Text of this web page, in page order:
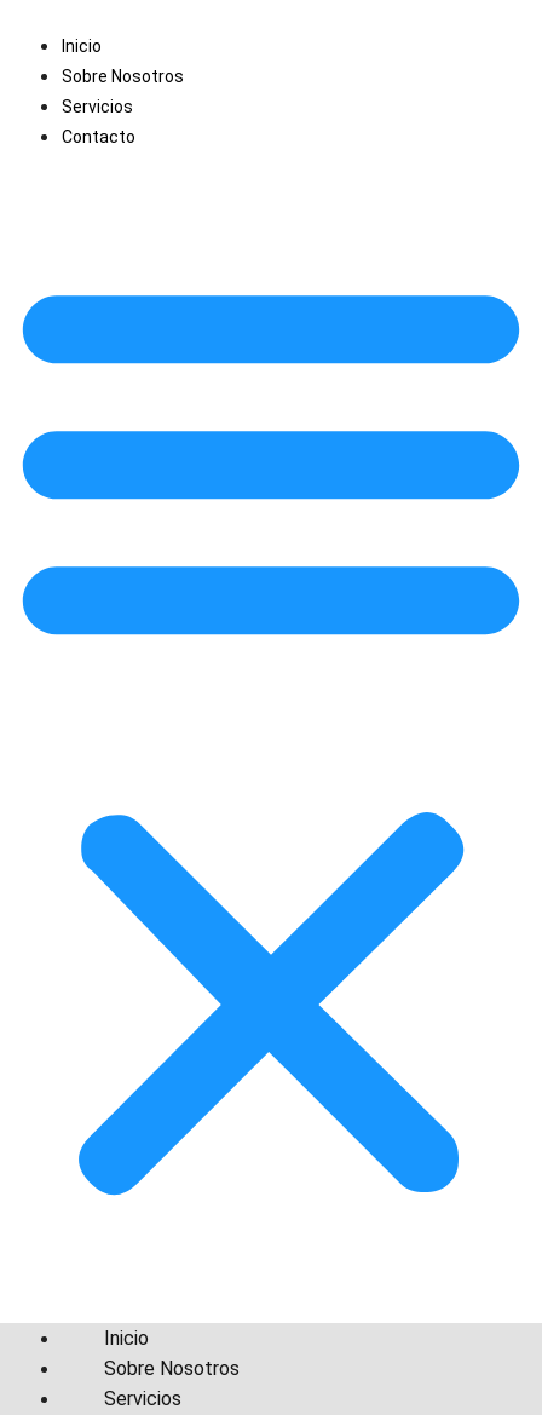
contenido
Inicio
Sobre Nosotros
Servicios
Contacto
Inicio
Sobre Nosotros
Servicios